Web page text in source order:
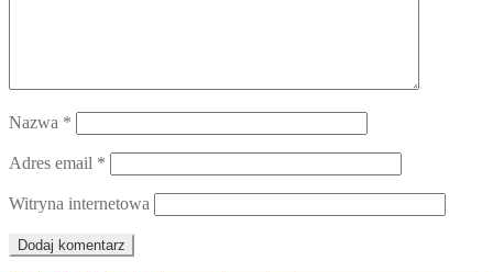
Nazwa *
Adres email *
Witryna internetowa